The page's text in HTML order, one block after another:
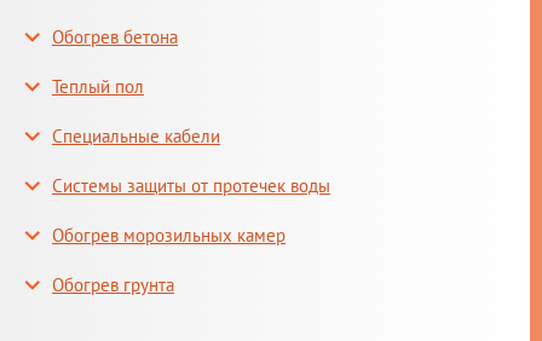
Обогрев бетона
Теплый пол
Специальные кабели
Системы защиты от протечек воды
Обогрев морозильных камер
Обогрев грунта